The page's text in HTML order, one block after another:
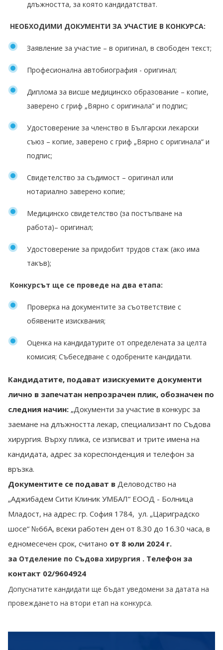
длъжността, за която кандидатстват.
НЕОБХОДИМИ ДОКУМЕНТИ ЗА УЧАСТИЕ В КОНКУРСА:
Заявление за участие – в оригинал, в свободен текст;
Професионална автобиография - оригинал;
Диплома за висше медицинско образование – копие,
заверено с гриф „Вярно с оригинала“ и подпис;
Удостоверение за членство в Български лекарски
съюз – копие, заверено с гриф „Вярно с оригинала“ и
подпис;
Свидетелство за съдимост – оригинал или
нотариално заверено копие;
Медицинско свидетелство (за постъпване на
работа)– оригинал;
Удостоверение за придобит трудов стаж (ако има
такъв);
Конкурсът ще се проведе на два етапа:
Проверка на документите за съответствие с
обявените изисквания;
Оценка на кандидатурите от определената за целта
комисия; Събеседване с одобрените кандидати.
Кандидатите, подават изискуемите документи
лично в запечатан непрозрачен плик, обозначен по
следния начин: „Документи за участие в конкурс за
заемане на длъжността лекар, специализант по Съдова
хирургия. Върху плика, се изписват и трите имена на
кандидата, адрес за кореспонденция и телефон за
връзка.
Документите се подават в Деловодство на
„Аджибадем Сити Клиник УМБАЛ“ ЕООД - Болница
Младост, на адрес: гр. София 1784, ул. „Цариградско
шосе“ №66А, всеки работен ден от 8.30 до 16.30 часа, в
едномесечен срок, считано от 8 юли 2024 г.
за Отделение по Съдова хирургия . Телефон за
контакт 02/9604924
Допуснатите кандидати ще бъдат уведомени за датата на
провеждането на втори етап на конкурса.